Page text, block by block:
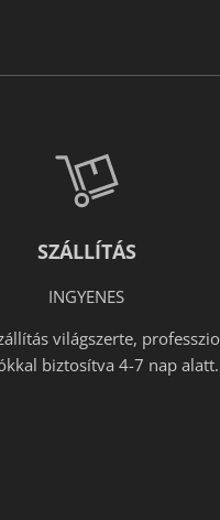
SZÁLLÍTÁS
INGYENES
világszerte,
biztosítva 4-7 nap alatt.